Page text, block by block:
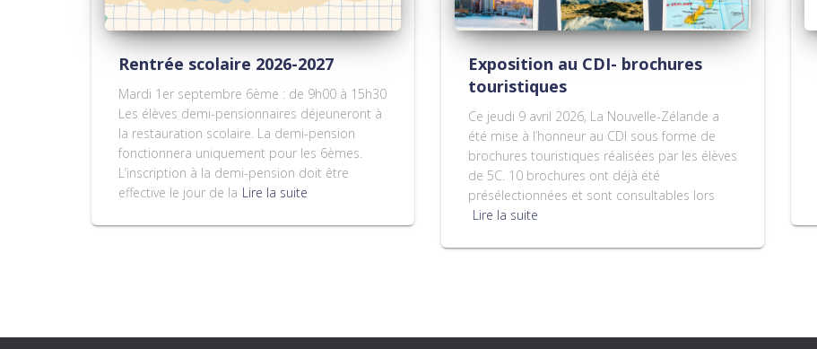
Rentrée scolaire 2026-2027
Mardi 1er septembre 6ème : de 9h00 à 15h30
Les élèves demi-pensionnaires déjeuneront à
la restauration scolaire. La demi-pension
fonctionnera uniquement pour les 6èmes.
L’inscription à la demi-pension doit être
effective le jour de la Lire la suite
Exposition au CDI- brochures
touristiques
Ce jeudi 9 avril 2026, La Nouvelle-Zélande a
été mise à l’honneur au CDI sous forme de
brochures touristiques réalisées par les élèves
de 5C. 10 brochures ont déjà été
présélectionnées et sont consultables lors
Lire la suite